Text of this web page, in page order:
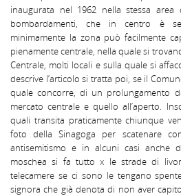
inaugurata nel 1962 nella stessa
bombardamenti, che in centro è
minimamente la zona può facilmente
pienamente centrale, nella quale si
Centrale, molti locali e sulla quale si
descrive l’articolo si tratta poi, se il
quale concorre, di un prolungamento
mercato centrale e quello all’aperto.
quali transita praticamente chiunque
foto della Sinagoga per scatenare
antisemitismo e in alcuni casi anche
moschea si fa tutto x le strade di
telecamere se ci sono le tengano
signora che già denota di non aver